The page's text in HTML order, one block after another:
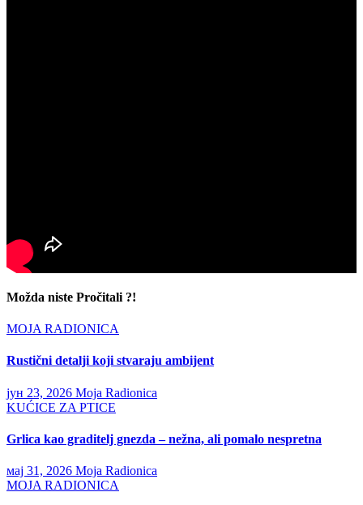
Možda niste Pročitali ?!
MOJA RADIONICA
Rustični detalji koji stvaraju ambijent
јун 23, 2026 Moja Radionica
KUĆICE ZA PTICE
Grlica kao graditelj gnezda – nežna, ali pomalo nespretna
мај 31, 2026 Moja Radionica
MOJA RADIONICA